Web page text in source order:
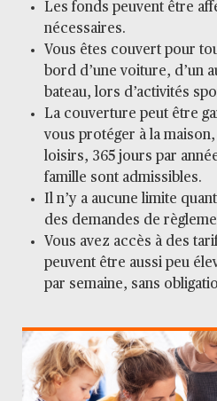
Les fonds peuvent être
nécessaires.
Vous êtes couvert pour
bord d’une voiture, d’un
bateau, lors d’activités
La couverture peut être
vous protéger à la
loisirs, 365 jours par
famille sont admissibles.
Il n’y a aucune limite
des demandes de
Vous avez accès à des
peuvent être aussi peu
par semaine, sans